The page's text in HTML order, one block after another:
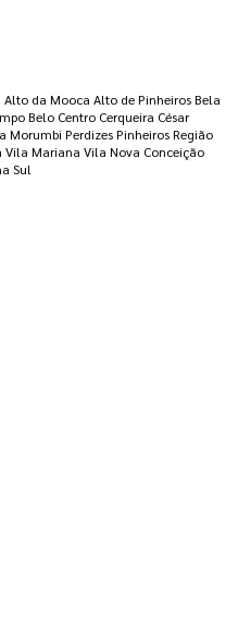
Alto da Mooca Alto de Pinheiros Bela
Belo Centro Cerqueira César
Morumbi Perdizes Pinheiros Região
Vila Mariana Vila Nova Conceição
Sul